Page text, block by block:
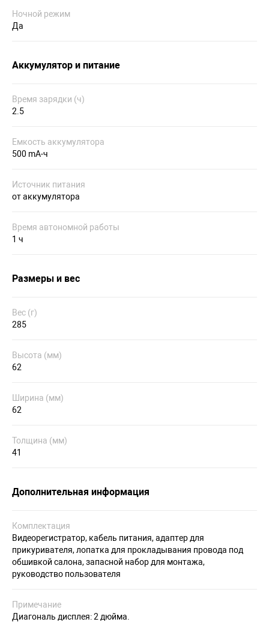
Ночной режим
Да
Аккумулятор и питание
Время зарядки (ч)
2.5
Емкость аккумулятора
500 mA-ч
Источник питания
от аккумулятора
Время автономной работы
1 ч
Размеры и вес
Вес (г)
285
Высота (мм)
62
Ширина (мм)
62
Толщина (мм)
41
Дополнительная информация
Комплектация
Видеорегистратор, кабель питания, адаптер для
прикуривателя, лопатка для прокладывания провода под
обшивкой салона, запасной набор для монтажа,
руководство пользователя
Примечание
Диагональ дисплея: 2 дюйма.